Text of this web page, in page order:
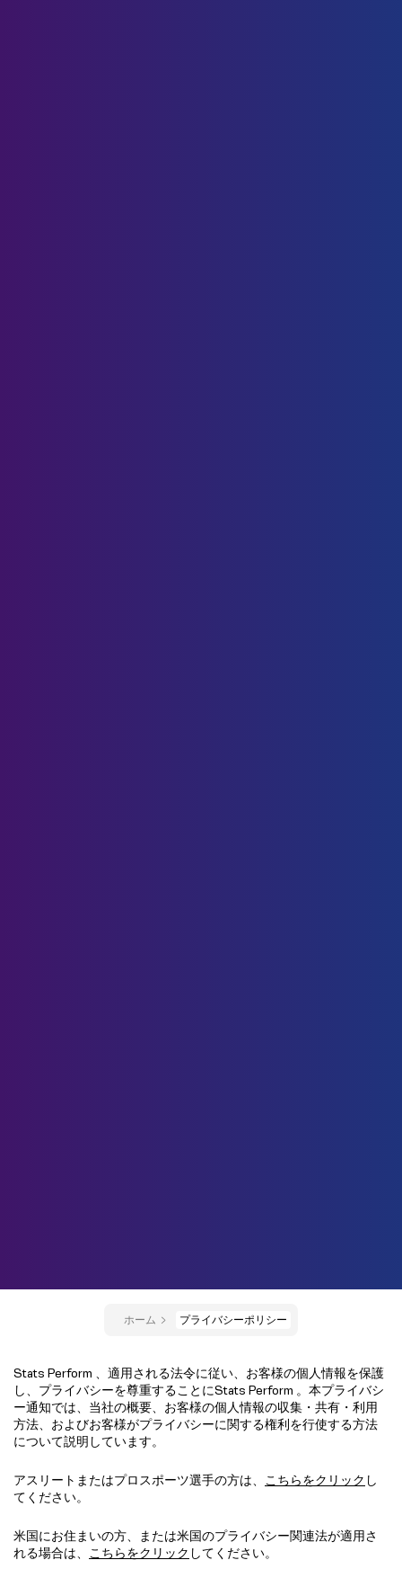
ホーム プライバシーポリシー
Stats Perform 、適用される法令に従い、お客様の個人情報を保護
し、プライバシーを尊重することにStats Perform 。本プライバシ
ー通知では、当社の概要、お客様の個人情報の収集・共有・利用
方法、およびお客様がプライバシーに関する権利を行使する方法
について説明しています。
アスリートまたはプロスポーツ選手の方は、 こちらをクリック し
てください。
米国にお住まいの方、または米国のプライバシー関連法が適用さ
れる場合は、
こちらをクリック してください。